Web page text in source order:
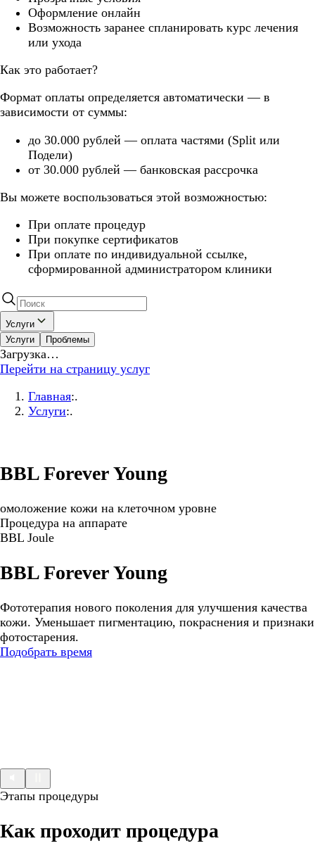
Оформление онлайн
Возможность заранее спланировать курс лечения
или ухода
Как это работает?
Формат оплаты определяется автоматически — в
зависимости от суммы:
до 30.000 рублей — оплата частями (Split или
Подели)
от 30.000 рублей — банковская рассрочка
Вы можете воспользоваться этой возможностью:
При оплате процедур
При покупке сертификатов
При оплате по индивидуальной ссылке,
сформированной администратором клиники
Услуги
Услуги
Проблемы
Загрузка…
Перейти на страницу услуг
Главная:.
Услуги:.
BBL Forever Young
омоложение кожи на клеточном уровне
Процедура на аппарате
BBL Joule
BBL Forever Young
Фототерапия нового поколения для улучшения качества
кожи. Уменьшает пигментацию, покраснения и признаки
фотостарения.
Подобрать время
Этапы процедуры
Как проходит процедура